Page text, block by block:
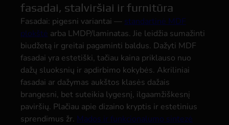
fasadai, stalviršiai ir furnitūra
Fasadai: pigesni variantai — standartinė MDF
plokštė arba LMDP/laminatas. Jie leidžia sumažinti
biudžetą ir greitai pagaminti baldus. Dažyti MDF
fasadai yra estetiški, tačiau kaina priklauso nuo
dažų sluoksnių ir apdirbimo kokybės. Akriliniai
fasadai ar dažymas aukštos klasės dažais
brangesni, bet suteikia lygesnį, ilgaamžiškesnį
paviršių. Plačiau apie dizaino kryptis ir estetinius
sprendimus žr. Mados ir funkcionalumo sintezė